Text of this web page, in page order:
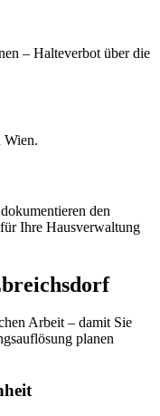
– Halteverbot über die
Wien.
den
Ihre Hausverwaltung
Arbeit – damit Sie
planen